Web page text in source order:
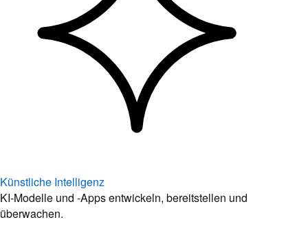
Künstliche Intelligenz
KI-Modelle und -Apps entwickeln, bereitstellen und
überwachen.